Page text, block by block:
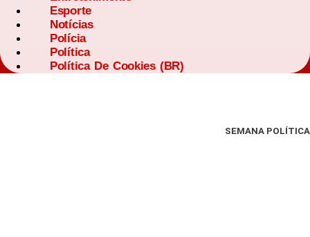
Esporte
Notícias
Polícia
Política
Política De Cookies (BR)
SEMANA POLÍTICA